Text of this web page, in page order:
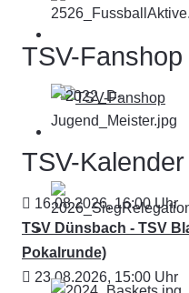
TSV-Fanshop
TSV-Kalender
16.08.2026,16:00Uhr
TSV Dünsbach - TSV
Pokalrunde)
23.08.2026, 15:00 Uhr